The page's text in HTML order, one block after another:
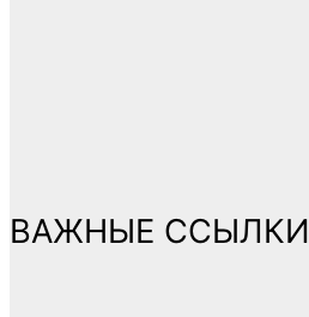
ВАЖНЫЕ ССЫЛКИ